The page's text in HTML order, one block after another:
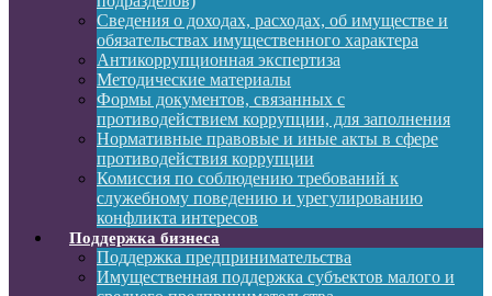
Сведения о доходах, расходах, об имуществе и
обязательствах имущественного характера
Антикоррупционная экспертиза
Методические материалы
Формы документов, связанных с
противодействием коррупции, для заполнения
Нормативные правовые и иные акты в сфере
противодействия коррупции
Комиссия по соблюдению требований к
служебному поведению и урегулированию
конфликта интересов
Поддержка бизнеса
Поддержка предпринимательства
Имущественная поддержка субъектов малого и